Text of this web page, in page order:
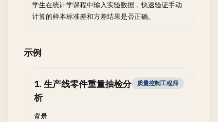
学生在统计学课程中输入实验数据，快速验证手动
计算的样本标准差和方差结果是否正确。
示例
1. 生产线零件重量抽检分
析
质量控制工程师
背景